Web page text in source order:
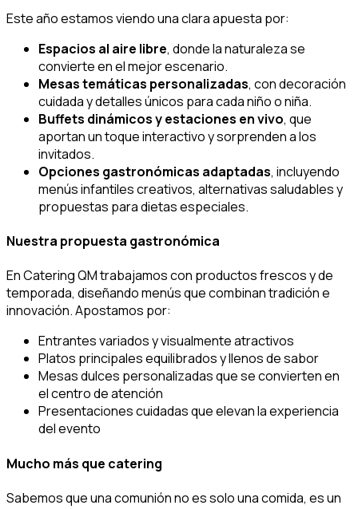
Este año estamos viendo una clara apuesta por:
Espacios al aire libre, donde la naturaleza se
convierte en el mejor escenario.
Mesas temáticas personalizadas, con decoración
cuidada y detalles únicos para cada niño o niña.
Buffets dinámicos y estaciones en vivo, que
aportan un toque interactivo y sorprenden a los
invitados.
Opciones gastronómicas adaptadas, incluyendo
menús infantiles creativos, alternativas saludables y
propuestas para dietas especiales.
Nuestra propuesta gastronómica
En Catering QM trabajamos con productos frescos y de
temporada, diseñando menús que combinan tradición e
innovación. Apostamos por:
Entrantes variados y visualmente atractivos
Platos principales equilibrados y llenos de sabor
Mesas dulces personalizadas que se convierten en
el centro de atención
Presentaciones cuidadas que elevan la experiencia
del evento
Mucho más que catering
Sabemos que una comunión no es solo una comida, es un